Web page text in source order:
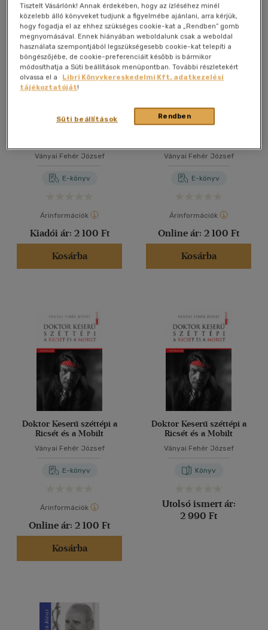
40 db / oldal
Alkalmaz
Összesen5db
Ványai Fehér József
E-könyv
Árinformációk
Kiadói ár: 2 100 Ft
Kosárba
Ványai Fehér József
E-könyv
Árinformációk
Online ár: 2 100 Ft
Kosárba
Doktor Keserű széttépi a
Ricsét és a Mobilt
Ványai Fehér József
E-könyv
Árinformációk
Online ár: 2 100 Ft
Kosárba
Doktor Keserű széttépi a
Ricsét és a Mobilt
Ványai Fehér József
Könyv
Utolsó ismert ár:
2 990 Ft
Tisztelt Vásárlónk! Annak érdekében, hogy az ízléséhez minél
közelebb álló könyveket tudjunk a figyelmébe ajánlani, arra kérjük,
hogy fogadja el az ehhez szükséges cookie-kat a „Rendben” gomb
megnyomásával. Ennek hiányában weboldalunk csak a weboldal
használata szempontjából legszükségesebb cookie-kat telepíti a
böngészőjébe, de cookie-preferenciáit később is bármikor
módosíthatja a Süti beállítások menüpontban. További részletekért
olvassa el a
Libri Könyvkereskedelmi Kft. adatkezelési
tájékoztatóját!
Rendben
Süti beállítások